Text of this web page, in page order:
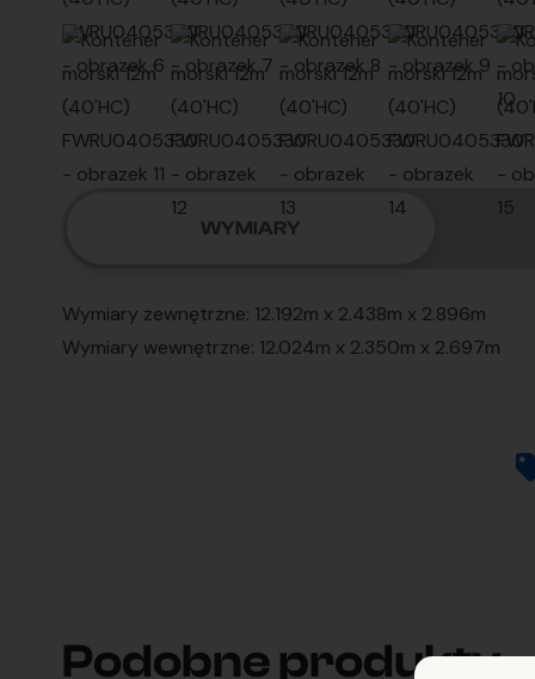
WYMIARY
Wymiary zewnętrzne: 12.192m x 2.438m x 2.896m
Wymiary wewnętrzne: 12.024m x 2.350m x 2.697m
Podobne produkty